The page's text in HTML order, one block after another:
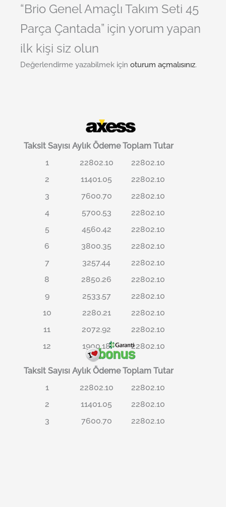
“Brio Genel Amaçlı Takım Seti 45
Parça Çantada” için yorum yapan
ilk kişi siz olun
Değerlendirme yazabilmek için oturum açmalısınız.
Taksit Sayısı Aylık Ödeme Toplam Tutar
1
22802.10
22802.10
2
11401.05
22802.10
3
7600.70
22802.10
4
5700.53
22802.10
5
4560.42
22802.10
6
3800.35
22802.10
7
3257.44
22802.10
8
2850.26
22802.10
9
2533.57
22802.10
10
2280.21
22802.10
11
2072.92
22802.10
12
1900.18 22802.10
Taksit Sayısı Aylık Ödeme Toplam Tutar
1
22802.10
22802.10
2
11401.05
22802.10
3
7600.70 22802.10